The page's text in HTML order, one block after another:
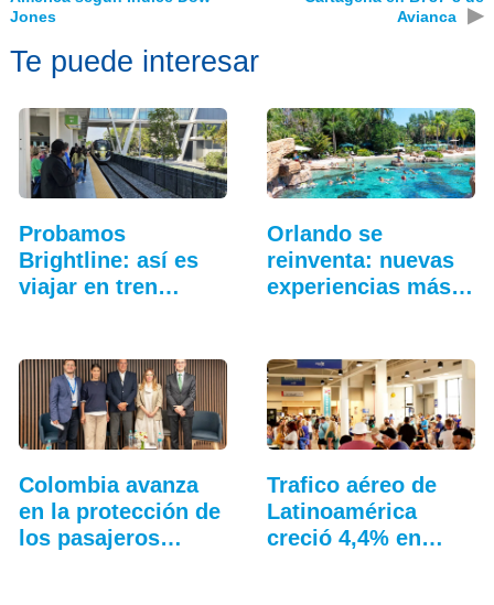
Jones
Avianca
▶
Te puede interesar
Probamos
Brightline: así es
viajar en tren
Orlando se
reinventa: nuevas
experiencias más
Colombia avanza
en la protección de
los pasajeros…
Trafico aéreo de
Latinoamérica
creció 4,4% en